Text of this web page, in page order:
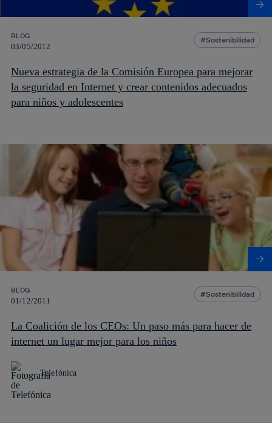
BLOG
03/05/2012
Sostenibilidad
Nueva estrategia de la Comisión Europea para mejorar
la seguridad en Internet y crear contenidos adecuados
para niños y adolescentes
BLOG
01/12/2011
Sostenibilidad
La Coalición de los CEOs: Un paso más para hacer de
internet un lugar mejor para los niños
Telefónica